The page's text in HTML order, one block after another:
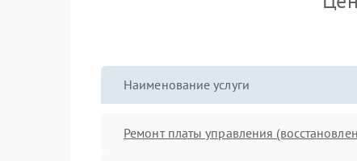
Наименование услуги
Ремонт платы управления